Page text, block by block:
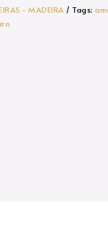
- MADEIRA Tags: